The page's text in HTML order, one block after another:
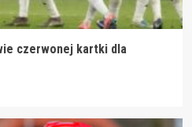
czerwonej kartki dla